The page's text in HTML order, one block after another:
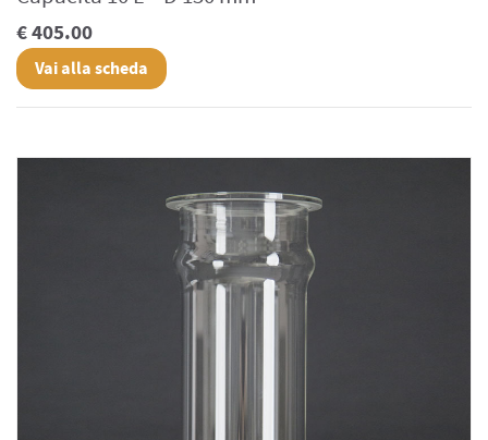
€ 405.00
Vai alla scheda